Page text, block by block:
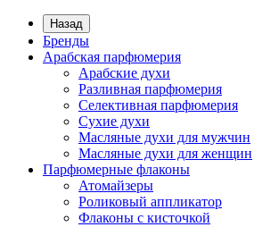
Назад
Бренды
Арабская парфюмерия
Арабские духи
Разливная парфюмерия
Селективная парфюмерия
Сухие духи
Масляные духи для мужчин
Масляные духи для женщин
Парфюмерные флаконы
Атомайзеры
Роликовый аппликатор
Флаконы с кисточкой